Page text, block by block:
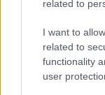
related to
I want to
related to
functionality
user